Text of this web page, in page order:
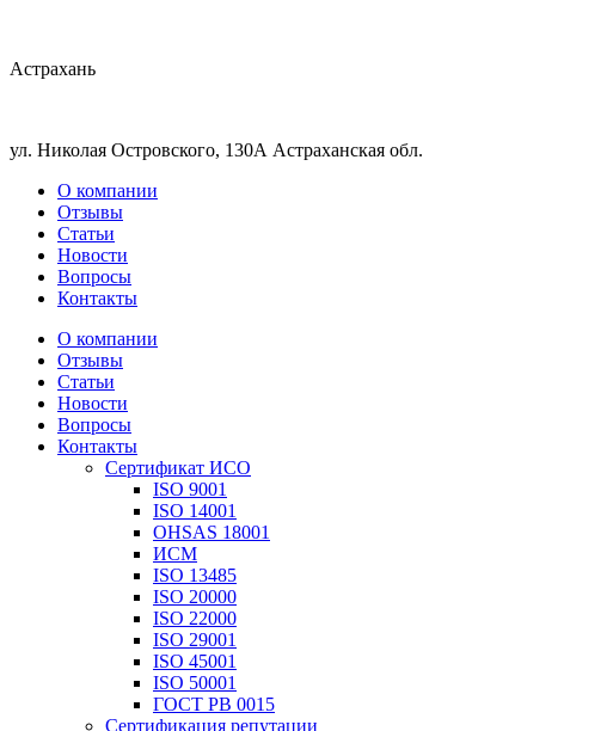
Астрахань
ул. Николая Островского, 130А Астраханская обл.
О компании
Отзывы
Статьи
Новости
Вопросы
Контакты
О компании
Отзывы
Статьи
Новости
Вопросы
Контакты
Сертификат ИСО
ISO 9001
ISO 14001
OHSAS 18001
ИСМ
ISO 13485
ISO 20000
ISO 22000
ISO 29001
ISO 45001
ISO 50001
ГОСТ РВ 0015
Сертификация репутации